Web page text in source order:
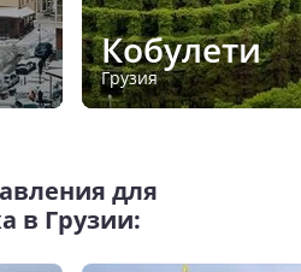
Кобулети
Грузия
для
в Грузии: